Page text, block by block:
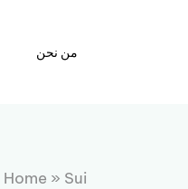
من نحن
Home » Sui